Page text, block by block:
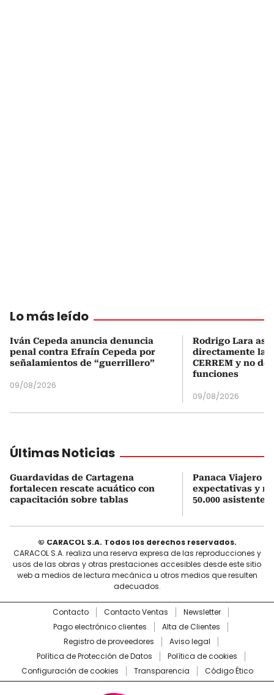
Lo más leído
Iván Cepeda anuncia denuncia
penal contra Efraín Cepeda por
señalamientos de “guerrillero”
09/08/2026
Rodrigo Lara
directamente la
CERREM y no
funciones
09/08/2026
Últimas Noticias
Guardavidas de Cartagena
fortalecen rescate acuático con
capacitación sobre tablas
Panaca Viajero
expectativas y
50.000 asistentes
© CARACOL S.A. Todos los derechos reservados.
CARACOL S.A. realiza una reserva expresa de las reproducciones y
usos de las obras y otras prestaciones accesibles desde este sitio
web a medios de lectura mecánica u otros medios que resulten
adecuados.
Contacto Contacto Ventas
Newsletter
Pago electrónico clientes
Alta de Clientes
Registro de proveedores
Aviso legal
Política de Protección de Datos
Política de cookies
Configuración de cookies
Transparencia Código Ético